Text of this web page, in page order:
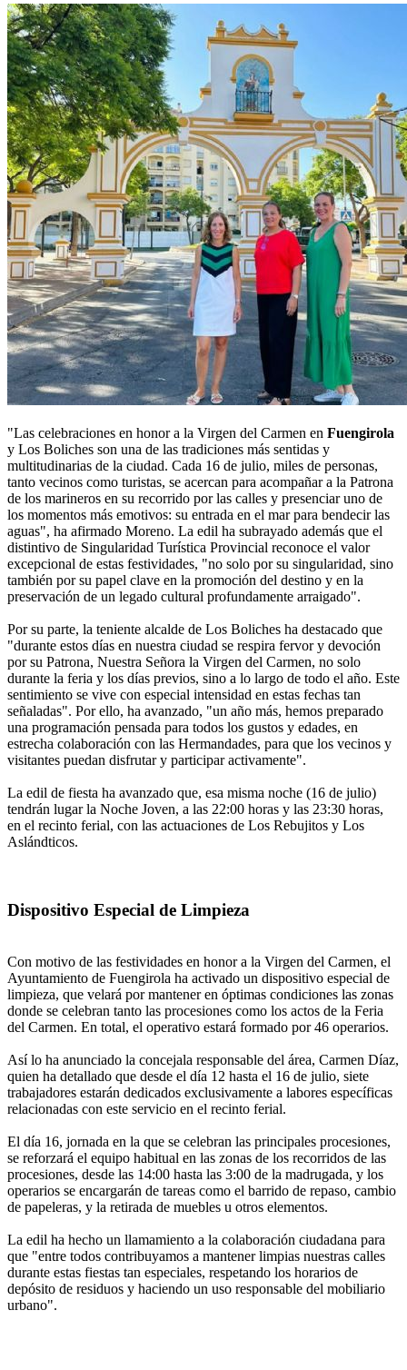
"Las celebraciones en honor a la Virgen del Carmen en Fuengirola
y Los Boliches son una de las tradiciones más sentidas y
multitudinarias de la ciudad. Cada 16 de julio, miles de personas,
tanto vecinos como turistas, se acercan para acompañar a la Patrona
de los marineros en su recorrido por las calles y presenciar uno de
los momentos más emotivos: su entrada en el mar para bendecir las
aguas", ha afirmado Moreno. La edil ha subrayado además que el
distintivo de Singularidad Turística Provincial reconoce el valor
excepcional de estas festividades, "no solo por su singularidad, sino
también por su papel clave en la promoción del destino y en la
preservación de un legado cultural profundamente arraigado".
Por su parte, la teniente alcalde de Los Boliches ha destacado que
"durante estos días en nuestra ciudad se respira fervor y devoción
por su Patrona, Nuestra Señora la Virgen del Carmen, no solo
durante la feria y los días previos, sino a lo largo de todo el año. Este
sentimiento se vive con especial intensidad en estas fechas tan
señaladas". Por ello, ha avanzado, "un año más, hemos preparado
una programación pensada para todos los gustos y edades, en
estrecha colaboración con las Hermandades, para que los vecinos y
visitantes puedan disfrutar y participar activamente".
La edil de fiesta ha avanzado que, esa misma noche (16 de julio)
tendrán lugar la Noche Joven, a las 22:00 horas y las 23:30 horas,
en el recinto ferial, con las actuaciones de Los Rebujitos y Los
Aslándticos.
Dispositivo Especial de Limpieza
Con motivo de las festividades en honor a la Virgen del Carmen, el
Ayuntamiento de Fuengirola ha activado un dispositivo especial de
limpieza, que velará por mantener en óptimas condiciones las zonas
donde se celebran tanto las procesiones como los actos de la Feria
del Carmen. En total, el operativo estará formado por 46 operarios.
Así lo ha anunciado la concejala responsable del área, Carmen Díaz,
quien ha detallado que desde el día 12 hasta el 16 de julio, siete
trabajadores estarán dedicados exclusivamente a labores específicas
relacionadas con este servicio en el recinto ferial.
El día 16, jornada en la que se celebran las principales procesiones,
se reforzará el equipo habitual en las zonas de los recorridos de las
procesiones, desde las 14:00 hasta las 3:00 de la madrugada, y los
operarios se encargarán de tareas como el barrido de repaso, cambio
de papeleras, y la retirada de muebles u otros elementos.
La edil ha hecho un llamamiento a la colaboración ciudadana para
que "entre todos contribuyamos a mantener limpias nuestras calles
durante estas fiestas tan especiales, respetando los horarios de
depósito de residuos y haciendo un uso responsable del mobiliario
urbano".